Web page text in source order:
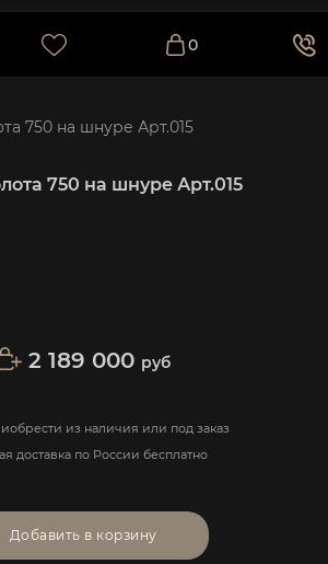
0
750 на шнуре Арт.015
750 на шнуре Арт.015
2 189 000 руб
из наличия или под заказ
доставка по России бесплатно
Добавить в корзину